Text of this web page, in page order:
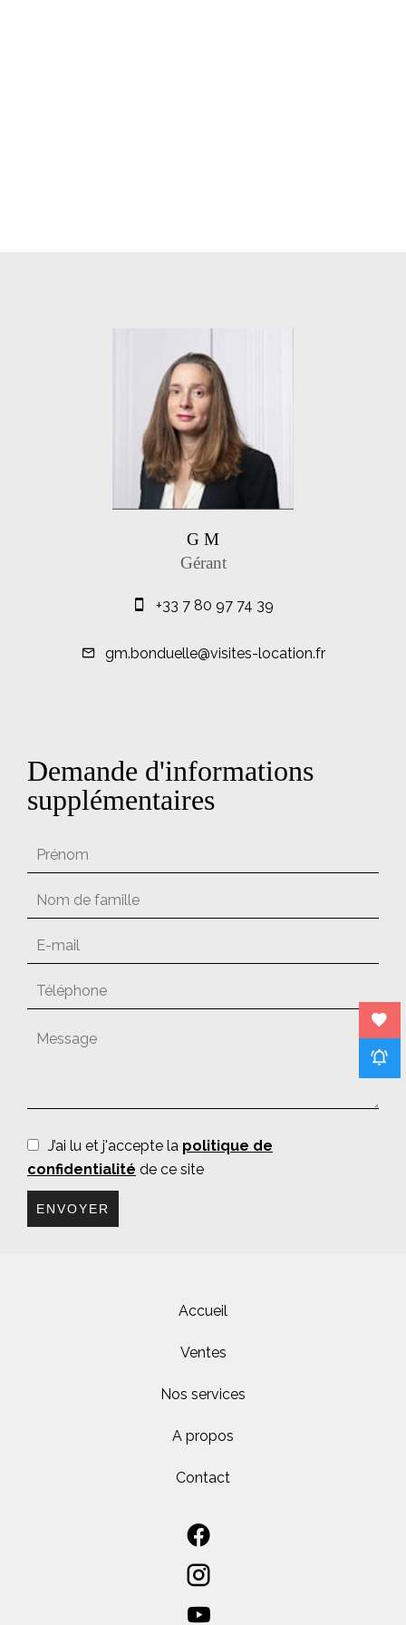
G M
Gérant
+33 7 80 97 74 39
gm.bonduelle@visites-location.fr
Demande d'informations
supplémentaires
J’ai lu et j'accepte la politique de
confidentialité de ce site
ENVOYER
Accueil
Ventes
Nos services
A propos
Contact